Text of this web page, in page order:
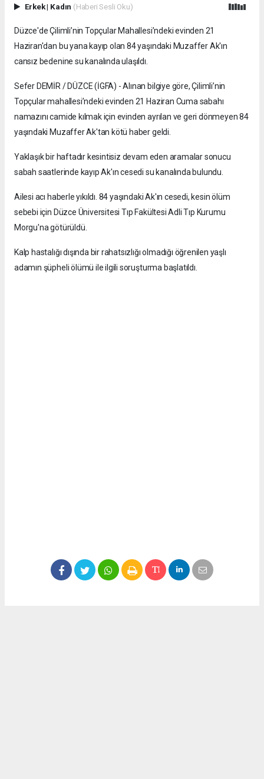
Erkek| Kadın (Haberi Sesli Oku)
Düzce'de Çilimli’nin Topçular Mahallesi’ndeki evinden 21
Haziran'dan bu yana kayıp olan 84 yaşındaki Muzaffer Ak'ın
cansız bedenine su kanalında ulaşıldı.
Sefer DEMİR / DÜZCE (İGFA) - Alınan bilgiye göre, Çilimli’nin
Topçular mahallesi’ndeki evinden 21 Haziran Cuma sabahı
namazını camide kılmak için evinden ayrılan ve geri dönmeyen 84
yaşındaki Muzaffer Ak'tan kötü haber geldi.
Yaklaşık bir haftadır kesintisiz devam eden aramalar sonucu
sabah saatlerinde kayıp Ak'ın cesedi su kanalında bulundu.
Ailesi acı haberle yıkıldı. 84 yaşındaki Ak'ın cesedi, kesin ölüm
sebebi için Düzce Üniversitesi Tıp Fakültesi Adli Tıp Kurumu
Morgu'na götürüldü.
Kalp hastalığı dışında bir rahatsızlığı olmadığı öğrenilen yaşlı
adamın şüpheli ölümü ile ilgili soruşturma başlatıldı.